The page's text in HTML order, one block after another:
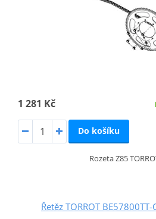
1 281 Kč
Do košíku
Rozeta Z85
Řetěz TORROT